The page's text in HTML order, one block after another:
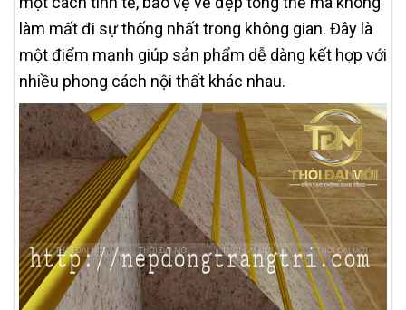
làm mất đi sự thống nhất trong không gian. Đây là
một điểm mạnh giúp sản phẩm dễ dàng kết hợp với
nhiều phong cách nội thất khác nhau.